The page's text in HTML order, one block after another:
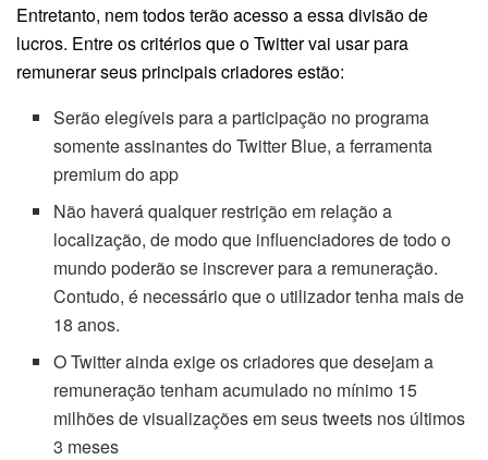
Entretanto, nem todos terão acesso a essa divisão de
lucros. Entre os critérios que o Twitter vai usar para
remunerar seus principais criadores estão:
Serão elegíveis para a participação no programa
somente assinantes do Twitter Blue, a ferramenta
premium do app
Não haverá qualquer restrição em relação a
localização, de modo que influenciadores de todo o
mundo poderão se inscrever para a remuneração.
Contudo, é necessário que o utilizador tenha mais de
18 anos.
O Twitter ainda exige os criadores que desejam a
remuneração tenham acumulado no mínimo 15
milhões de visualizações em seus tweets nos últimos
3 meses